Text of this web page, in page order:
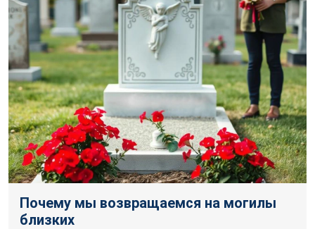
Почему мы возвращаемся на могилы
близких